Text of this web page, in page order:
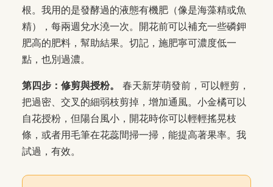
根。我用的是發酵過的液態有機肥（像是海藻精或魚
精），每兩週兌水澆一次。開花前可以補充一些磷鉀
肥高的肥料，幫助結果。切記，施肥寧可濃度低一
點，也別過濃。
第四步：修剪與授粉。
春天新芽萌發前，可以輕剪，
把過密、交叉的細弱枝剪掉，增加通風。小金橘可以
自花授粉，但陽台風小，開花時你可以輕輕搖晃枝
條，或者用毛筆在花蕊間掃一掃，能提高著果率。我
試過，有效。